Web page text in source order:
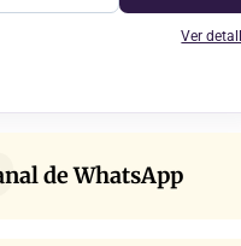
Ver
de WhatsApp